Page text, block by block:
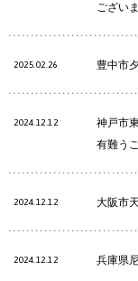
ござい
2025.02.26 豊中市
2024.12.12
神戸市
有難う
2024.12.12 大阪市
2024.12.12 兵庫県